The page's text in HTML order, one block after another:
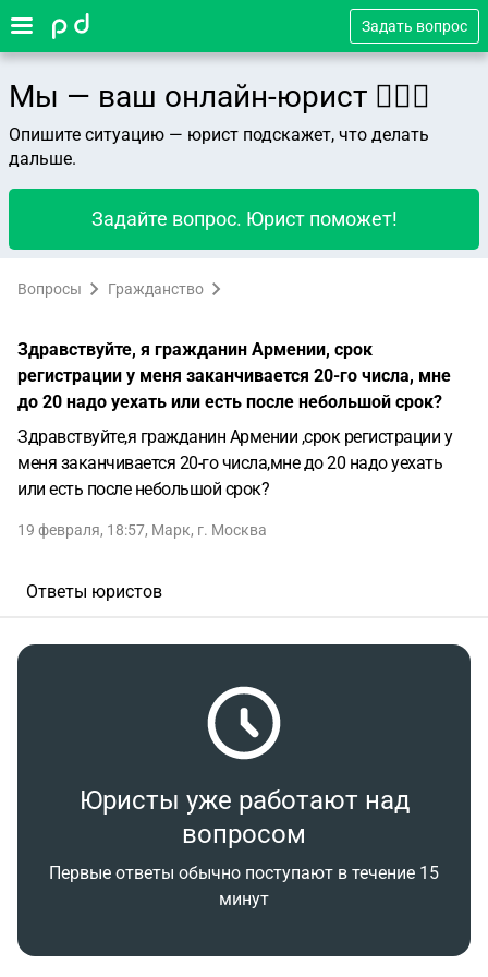
Задать вопрос
Мы — ваш онлайн-юрист 👨🏻‍⚖️
Опишите ситуацию — юрист подскажет, что делать
дальше.
Задайте вопрос. Юрист поможет!
Вопросы Гражданство
Здравствуйте, я гражданин Армении, срок
регистрации у меня заканчивается 20-го числа, мне
до 20 надо уехать или есть после небольшой срок?
Здравствуйте,я гражданин Армении ,срок регистрации у
меня заканчивается 20-го числа,мне до 20 надо уехать
или есть после небольшой срок?
19 февраля, 18:57, Марк, г. Москва
Ответы юристов
Юристы уже работают над
вопросом
Первые ответы обычно поступают в течение 15
минут